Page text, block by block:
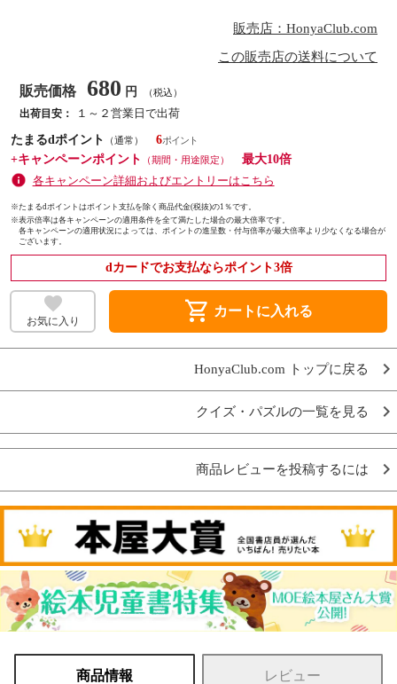
販売店：HonyaClub.com
この販売店の送料について
販売価格 680 円 （税込）
出荷目安：
１～２営業日で出荷
たまるdポイント
（通常）
6
+キャンペーンポイント
（期間・用途限定）
最大10倍
各キャンペーン詳細およびエントリーはこちら
※たまるdポイントはポイント支払を除く商品代金(税抜)の1％です。
※表示倍率は各キャンペーンの適用条件を全て満たした場合の最大倍率です。
各キャンペーンの適用状況によっては、ポイントの進呈数・付与倍率が最大倍率より少なくなる場合が
ございます。
dカードでお支払ならポイント3倍
お気に入り shopping_cart カートに入れる
HonyaClub.com トップに戻る
クイズ・パズルの一覧を見る
商品レビューを投稿するには
商品情報 レビュー